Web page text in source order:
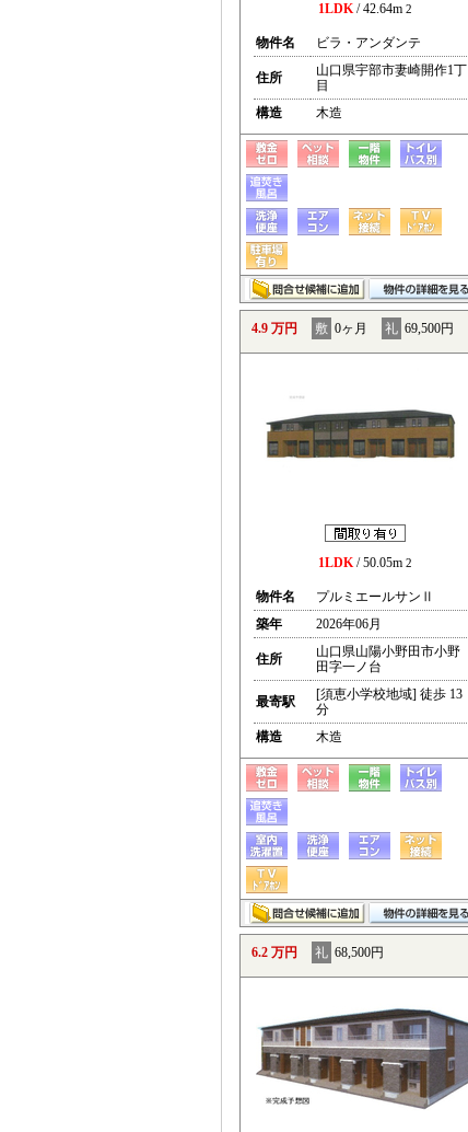
1LDK/ 42.64m 2
物件名 ビラ・アンダンテ
住所
山口県宇部市妻崎開作1丁
目
構造
木造
4.9 万円 敷 0ヶ月 礼 69,500円
1LDK/ 50.05m 2
物件名
プルミエールサンⅡ
築年
2026年06月
住所
山口県山陽小野田市小野
田字一ノ台
最寄駅
[須恵小学校地域] 徒歩 13
分
構造
木造
6.2 万円 礼 68,500円